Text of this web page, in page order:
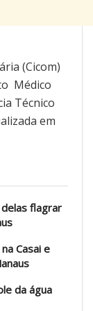
(Cicom)
Médico
Técnico
em
flagrar
Casai e
da água